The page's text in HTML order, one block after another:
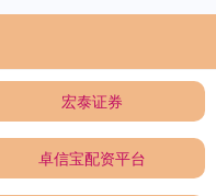
宏泰证券
卓信宝配资平台